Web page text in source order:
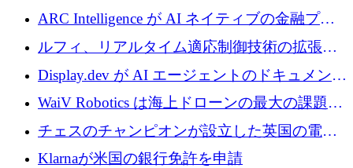
めに5,500万ドルを確保
ARC Intelligence が AI ネイティブの金融プラ
ットフォームを拡大するために 400 万ユーロ
ルフィ、リアルタイム適応制御技術の拡張に
810万ポンドを確保
Display.dev が AI エージェントのドキュメント
コラボレーションを強化するために 47 万ユー
WaiV Robotics は海上ドローンの最大の課題の
1 つをどのように解決しているか
チェスのチャンピオンが設立した英国の電池
材料スタートアップ TaiSan が 465 万ポンドを
Klarnaが米国の銀行免許を申請